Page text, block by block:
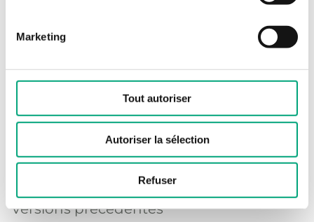
Marketing
Tout autoriser
Autoriser la sélection
Refuser
RCX-... Menu structure, ver. 2.1-1-01 (EN,
RCX-... PICS (EN)
RCX-... Variable list ver.2.1-1-xx
RCX/RTX/RUX EDE-files, ver. 2.1-1-01
Version history - RCX/RUX/RTX
Versions précédentes